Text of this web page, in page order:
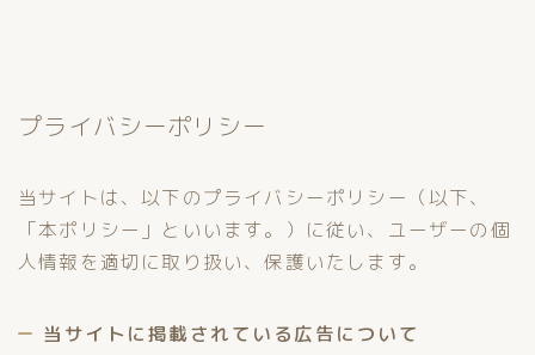
プライバシーポリシー
当サイトは、以下のプライバシーポリシー（以下、
「本ポリシー」といいます。）に従い、ユーザーの個
人情報を適切に取り扱い、保護いたします。
当サイトに掲載されている広告について